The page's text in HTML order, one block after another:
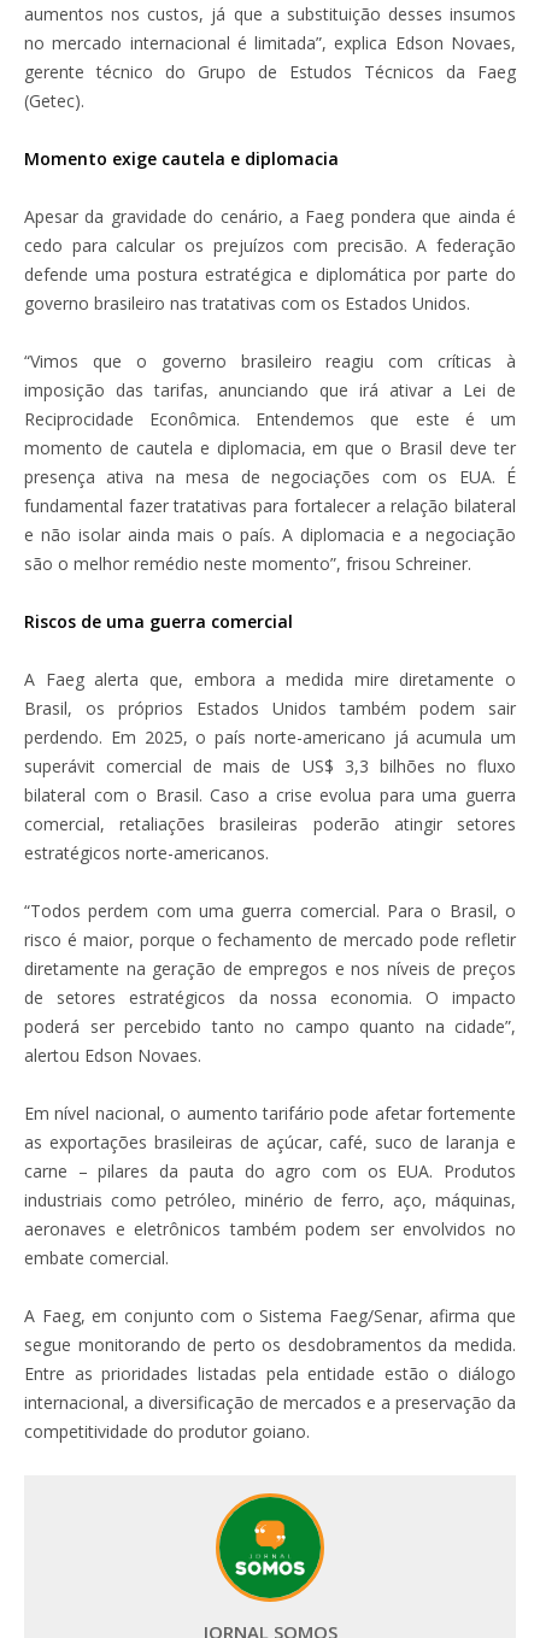
aumentos nos custos, já que a substituição desses insumos
no mercado internacional é limitada”, explica Edson Novaes,
gerente técnico do Grupo de Estudos Técnicos da Faeg
(Getec).
Momento exige cautela e diplomacia
Apesar da gravidade do cenário, a Faeg pondera que ainda é
cedo para calcular os prejuízos com precisão. A federação
defende uma postura estratégica e diplomática por parte do
governo brasileiro nas tratativas com os Estados Unidos.
“Vimos que o governo brasileiro reagiu com críticas à
imposição das tarifas, anunciando que irá ativar a Lei de
Reciprocidade Econômica. Entendemos que este é um
momento de cautela e diplomacia, em que o Brasil deve ter
presença ativa na mesa de negociações com os EUA. É
fundamental fazer tratativas para fortalecer a relação bilateral
e não isolar ainda mais o país. A diplomacia e a negociação
são o melhor remédio neste momento”, frisou Schreiner.
Riscos de uma guerra comercial
A Faeg alerta que, embora a medida mire diretamente o
Brasil, os próprios Estados Unidos também podem sair
perdendo. Em 2025, o país norte-americano já acumula um
superávit comercial de mais de US$ 3,3 bilhões no fluxo
bilateral com o Brasil. Caso a crise evolua para uma guerra
comercial, retaliações brasileiras poderão atingir setores
estratégicos norte-americanos.
“Todos perdem com uma guerra comercial. Para o Brasil, o
risco é maior, porque o fechamento de mercado pode refletir
diretamente na geração de empregos e nos níveis de preços
de setores estratégicos da nossa economia. O impacto
poderá ser percebido tanto no campo quanto na cidade”,
alertou Edson Novaes.
Em nível nacional, o aumento tarifário pode afetar fortemente
as exportações brasileiras de açúcar, café, suco de laranja e
carne – pilares da pauta do agro com os EUA. Produtos
industriais como petróleo, minério de ferro, aço, máquinas,
aeronaves e eletrônicos também podem ser envolvidos no
embate comercial.
A Faeg, em conjunto com o Sistema Faeg/Senar, afirma que
segue monitorando de perto os desdobramentos da medida.
Entre as prioridades listadas pela entidade estão o diálogo
internacional, a diversificação de mercados e a preservação da
competitividade do produtor goiano.
JORNAL SOMOS